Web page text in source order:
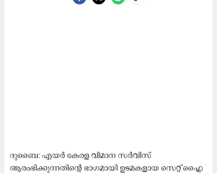
ദുബൈ: എയർ കേരള വിമാന സർവിസ്​
ആരംഭിക്കുന്നതിന്‍റെ ഭാഗമായി ഉടമകളായ സെറ്റ് ഫ്ലൈ